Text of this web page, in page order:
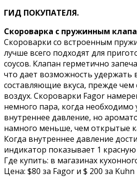
ГИД ПОКУПАТЕЛЯ.
Скороварка с пружинным
Скороварки со встроенным
лучше всего подходят для
соусов. Клапан герметично
что дает возможность удержать
составляющие вкуса, прежде чем
воздух. Скороварки Fagor
немного пара, когда необходимо
внутреннее давление, но
намного меньше, чем открытые
Когда внутреннее давление
индикатор показывает 1 красную
Где купить: в магазинах
Цена: $80 за Fagor и $ 200 за Kuhn